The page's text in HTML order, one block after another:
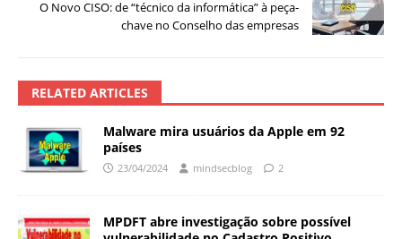
O Novo CISO: de “técnico da informática” à peça-
chave no Conselho das empresas
RELATED ARTICLES
Malware mira usuários da Apple em 92
países
23/04/2024 mindsecblog 2
MPDFT abre investigação sobre possível